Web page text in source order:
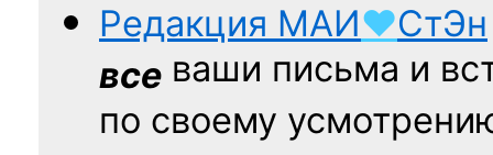
Редакция МАИ♥СтЭн
все ваши письма и
по своему